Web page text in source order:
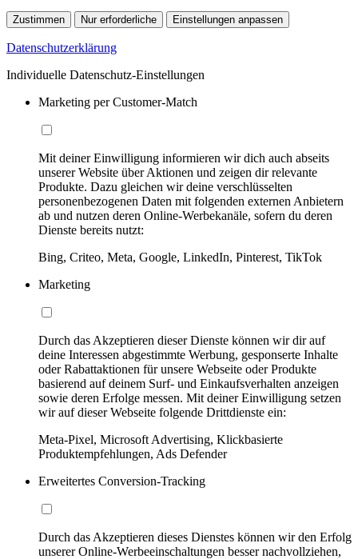
Zustimmen Nur erforderliche Einstellungen anpassen
Datenschutzerklärung
Individuelle Datenschutz-Einstellungen
Marketing per Customer-Match
Mit deiner Einwilligung informieren wir dich auch abseits
unserer Website über Aktionen und zeigen dir relevante
Produkte. Dazu gleichen wir deine verschlüsselten
personenbezogenen Daten mit folgenden externen Anbietern
ab und nutzen deren Online-Werbekanäle, sofern du deren
Dienste bereits nutzt:
Bing, Criteo, Meta, Google, LinkedIn, Pinterest, TikTok
Marketing
Durch das Akzeptieren dieser Dienste können wir dir auf
deine Interessen abgestimmte Werbung, gesponserte Inhalte
oder Rabattaktionen für unsere Webseite oder Produkte
basierend auf deinem Surf- und Einkaufsverhalten anzeigen
sowie deren Erfolge messen. Mit deiner Einwilligung setzen
wir auf dieser Webseite folgende Drittdienste ein:
Meta-Pixel, Microsoft Advertising, Klickbasierte
Produktempfehlungen, Ads Defender
Erweitertes Conversion-Tracking
Durch das Akzeptieren dieses Dienstes können wir den Erfolg
unserer Online-Werbeeinschaltungen besser nachvollziehen,